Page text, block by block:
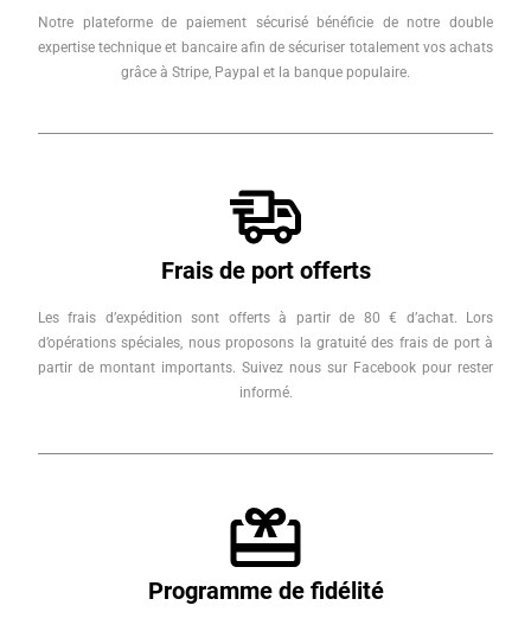
Notre plateforme de paiement sécurisé bénéficie de notre double
expertise technique et bancaire afin de sécuriser totalement vos achats
grâce à Stripe, Paypal et la banque populaire.
Frais de port offerts
Les frais d’expédition sont offerts à partir de 80 € d’achat. Lors
d’opérations spéciales, nous proposons la gratuité des frais de port à
partir de montant importants. Suivez nous sur Facebook pour rester
informé.
Programme de fidélité